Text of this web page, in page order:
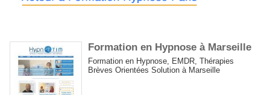
Formation en Hypnose à Marseille
Formation en Hypnose, EMDR, Thérapies
Brèves Orientées Solution à Marseille